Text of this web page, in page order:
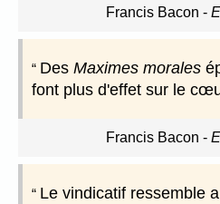
Francis Bacon -
Des Maximes morales
font plus d'effet sur le
Francis Bacon -
Le vindicatif ressemble